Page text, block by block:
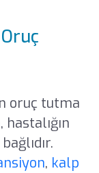
oruç tutma
, kalp